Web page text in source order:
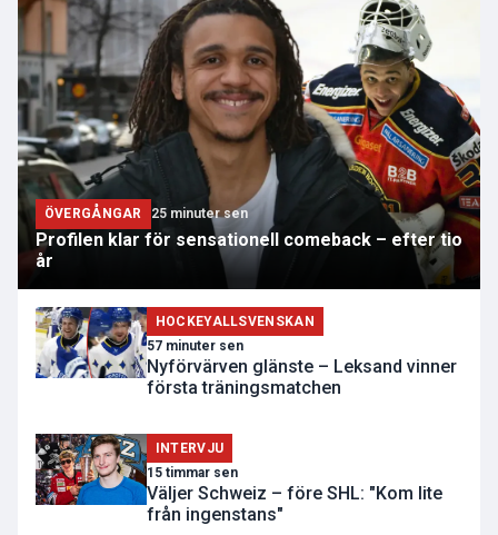
ÖVERGÅNGAR 25 minuter sen
Profilen klar för sensationell comeback – efter tio
år
HOCKEYALLSVENSKAN
57 minuter sen
Nyförvärven glänste – Leksand vinner
första träningsmatchen
INTERVJU
15 timmar sen
Väljer Schweiz – före SHL: "Kom lite
från ingenstans"